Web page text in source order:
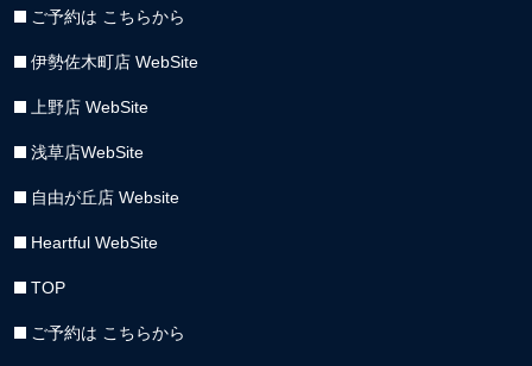
ご予約は こちらから
伊勢佐木町店 WebSite
上野店 WebSite
浅草店WebSite
自由が丘店 Website
Heartful WebSite
TOP
ご予約は こちらから